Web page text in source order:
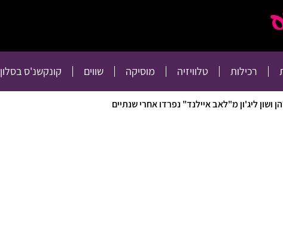
רכילות טלוויזיה מוסיקה שווים קונקשנ'ס בסלון
ושון ליג'ון מ"לאב איילנד" נפרדו אחרי שנתיים